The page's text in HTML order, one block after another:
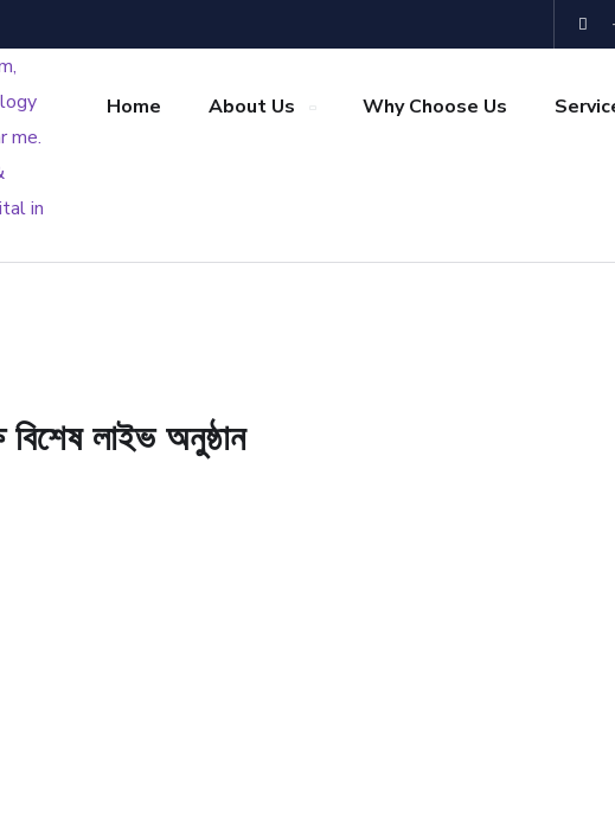
Home About Us Why Choose Us
লাইভ অনুষ্ঠান